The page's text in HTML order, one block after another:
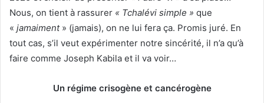
Nous, on tient à rassurer « Tchalévi simple » que
« jamaiment» (jamais), on ne lui fera ça. Promis juré. En
tout cas, s’il veut expérimenter notre sincérité, il n’a qu’à
faire comme Joseph Kabila et il va voir…
Un régime crisogène et cancérogène